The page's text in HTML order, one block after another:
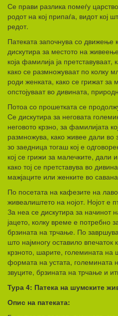
Се прави разлика помеѓу
родот на кој припаѓа, видот кој
редот.
Патеката започнува со движење
дискутира за местото на
која фамилија ја претставуваат,
како се размножуваат по колку
роди женката, како се грижат за
опстојуваат во дивината,
Потоа со прошетката се
Се дискутира за неговата
неговото крзно, за фамилијата
размножува, како живее дали
зо заедница тогаш кој е
кој се грижи за малечките,
како тој се претставува во
мажјаците или женките во
По посетата на кафезите на
живеалиштето на нојот. Нојот е
За неа се дискутира за начинот
јацето, колку време е потребно
брзината на трчање. По
што најмногу оставило впечаток
крзното, шарите, големината на
формата на устата, големината
звуците, брзината на трчање и
Тура 4: Патека на шумските
Опис на патеката: